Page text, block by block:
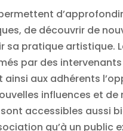
d’approfondir
de découvrir de
sa pratique artistique.
par des intervenants
ainsi aux adhérents
influences et de
accessibles aussi
qu’à un public